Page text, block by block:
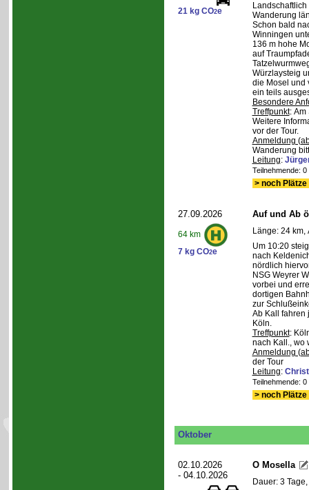
21 kg CO2e
Wanderung
Schon bald
Winningen
136 m hohe
auf
Würzlaysteig
die Mosel und
ein teils
Besondere
Treffpunkt: Am
Weitere
vor der Tour.
Anmeldung
Wanderung
Leitung:
Teilnehmende:
> noch
27.09.2026
64 km
7 kg CO2e
Auf und Ab
Länge: 24 km,
Um 10:20
nach
nördlich
NSG Weyrer
vorbei und
dortigen
zur
Ab Kall fahren
Köln.
Treffpunkt:
nach Kall., wo
Anmeldung
der Tour
Leitung:
Teilnehmende:
> noch
Oktober
02.10.2026
- 04.10.2026
O Mosella
Dauer: 3